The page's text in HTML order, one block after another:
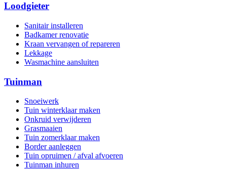
Loodgieter
Sanitair installeren
Badkamer renovatie
Kraan vervangen of repareren
Lekkage
Wasmachine aansluiten
Tuinman
Snoeiwerk
Tuin winterklaar maken
Onkruid verwijderen
Grasmaaien
Tuin zomerklaar maken
Border aanleggen
Tuin opruimen / afval afvoeren
Tuinman inhuren